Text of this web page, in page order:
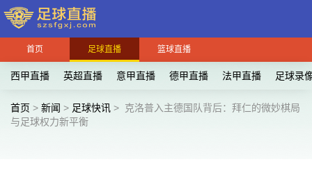
首页 足球直播 篮球直播
西甲直播 英超直播 意甲直播 德甲直播 法甲直播 足球录
首页 > 新闻 > 足球快讯 > 克洛普入主德国队背后：拜仁的微妙棋局
与足球权力新平衡